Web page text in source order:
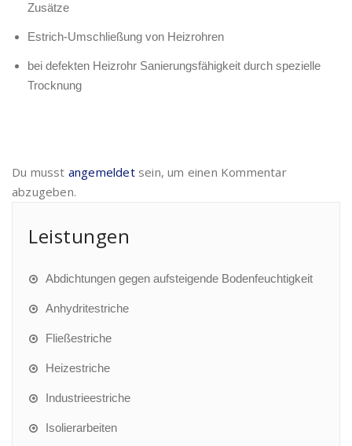
Zusätze
Estrich-Umschließung von Heizrohren
bei defekten Heizrohr Sanierungsfähigkeit durch spezielle
Trocknung
Du musst angemeldetsein, um einen Kommentar
abzugeben.
Leistungen
Abdichtungen gegen aufsteigende Bodenfeuchtigkeit
Anhydritestriche
Fließestriche
Heizestriche
Industrieestriche
Isolierarbeiten